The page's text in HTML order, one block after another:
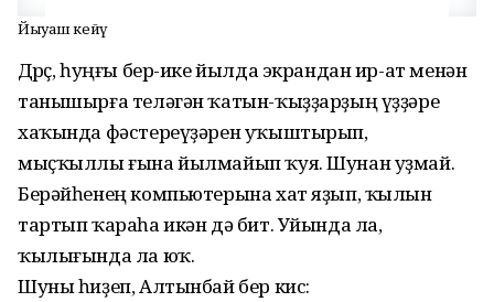
Йыуаш кейәү
Дөрөҫ, һуңғы бер-ике йылда экрандан ир-ат менән
танышырға теләгән ҡатын-ҡыҙҙарҙың үҙҙәре
хаҡында фәстереүҙәрен уҡыштырып,
мыҫҡыллы ғына йылмайып ҡуя. Шунан уҙмай.
Берәйһенең компьютерына хат яҙып, ҡылын
тартып ҡараһа икән дә бит. Уйында ла,
ҡылығында ла юҡ.
Шуны һиҙеп, Алтынбай бер кис: